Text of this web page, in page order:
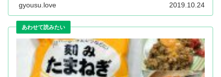
gyousu.love 2019.10.24